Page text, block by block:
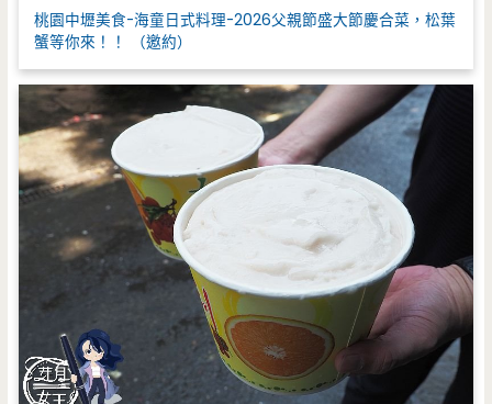
桃園中壢美食-海童日式料理-2026父親節盛大節慶合菜，松葉
蟹等你來！！ （邀約）